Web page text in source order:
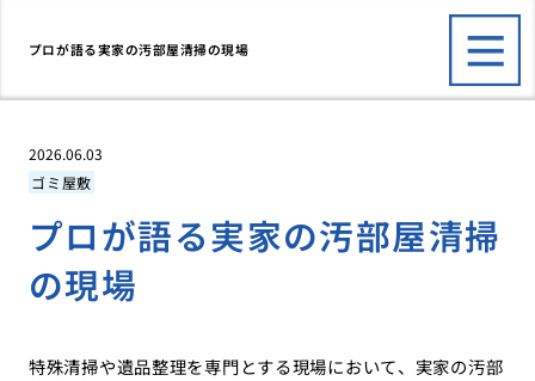
プロが語る実家の汚部屋清掃の現場
2026.06.03
ゴミ屋敷
プロが語る実家の汚部屋清掃
の現場
特殊清掃や遺品整理を専門とする現場において、実家の汚部